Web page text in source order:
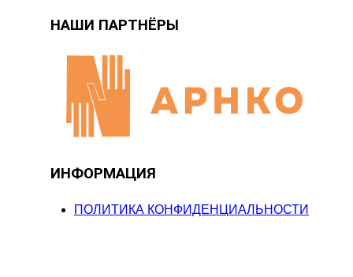
НАШИ ПАРТНЁРЫ
ИНФОРМАЦИЯ
ПОЛИТИКА КОНФИДЕНЦИАЛЬНОСТИ